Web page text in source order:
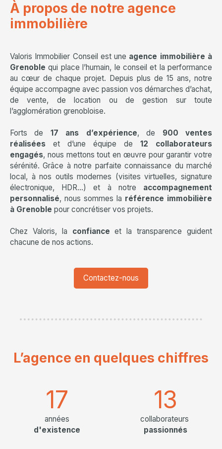
À propos de notre agence
immobilière
Valoris Immobilier Conseil est une agence immobilière à
Grenoble qui place l’humain, le conseil et la performance
au cœur de chaque projet. Depuis plus de 15 ans, notre
équipe accompagne avec passion vos démarches d’achat,
de vente, de location ou de gestion sur toute
l’agglomération grenobloise.
Forts de 17 ans d’expérience, de 900 ventes
réalisées et d’une équipe de 12 collaborateurs
engagés, nous mettons tout en œuvre pour garantir votre
sérénité. Grâce à notre parfaite connaissance du marché
local, à nos outils modernes (visites virtuelles, signature
électronique, HDR…) et à notre accompagnement
personnalisé, nous sommes la référence immobilière
à Grenoble pour concrétiser vos projets.
Chez Valoris, la confiance et la transparence guident
chacune de nos actions.
Contactez-nous
L’agence en quelques chiffres
17
années
d'existence
13
collaborateurs
passionnés